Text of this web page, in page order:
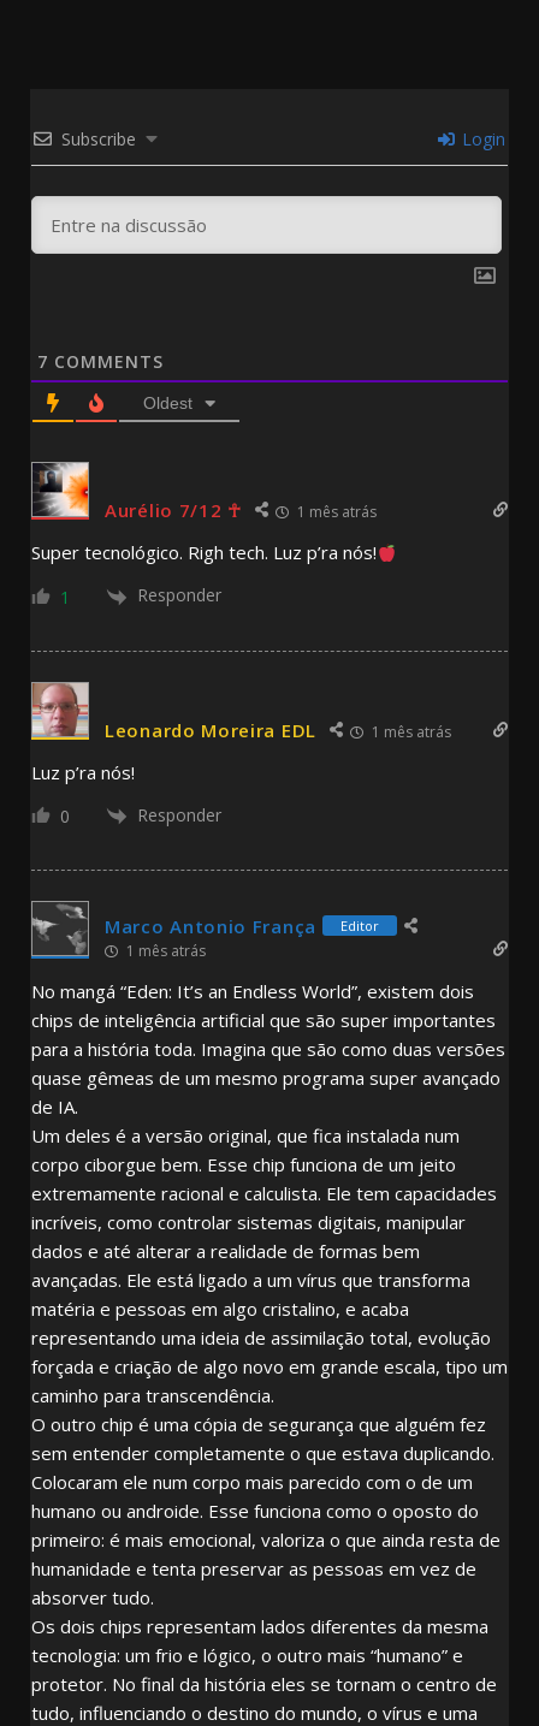
Subscribe Login
7 COMMENTS
Oldest
Aurélio 7/12 ☥ 1 mês atrás
Super tecnológico. Righ tech. Luz p’ra nós!
1 Responder
Leonardo Moreira EDL 1 mês atrás
Luz p’ra nós!
0 Responder
Marco Antonio França Editor
1 mês atrás
No mangá “Eden: It’s an Endless World”, existem dois
chips de inteligência artificial que são super importantes
para a história toda. Imagina que são como duas versões
quase gêmeas de um mesmo programa super avançado
de IA.
Um deles é a versão original, que fica instalada num
corpo ciborgue bem. Esse chip funciona de um jeito
extremamente racional e calculista. Ele tem capacidades
incríveis, como controlar sistemas digitais, manipular
dados e até alterar a realidade de formas bem
avançadas. Ele está ligado a um vírus que transforma
matéria e pessoas em algo cristalino, e acaba
representando uma ideia de assimilação total, evolução
forçada e criação de algo novo em grande escala, tipo um
caminho para transcendência.
O outro chip é uma cópia de segurança que alguém fez
sem entender completamente o que estava duplicando.
Colocaram ele num corpo mais parecido com o de um
humano ou androide. Esse funciona como o oposto do
primeiro: é mais emocional, valoriza o que ainda resta de
humanidade e tenta preservar as pessoas em vez de
absorver tudo.
Os dois chips representam lados diferentes da mesma
tecnologia: um frio e lógico, o outro mais “humano” e
protetor. No final da história eles se tornam o centro de
tudo, influenciando o destino do mundo, o vírus e uma